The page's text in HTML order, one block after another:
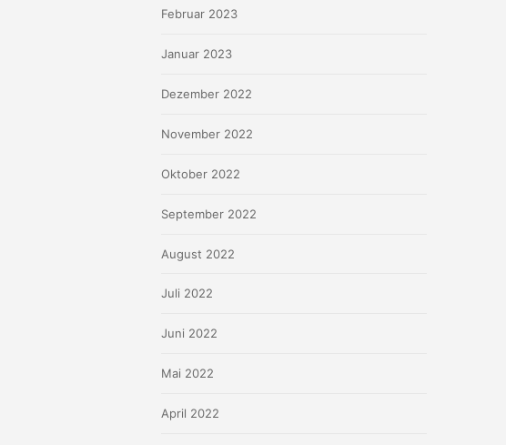
Februar 2023
Januar 2023
Dezember 2022
November 2022
Oktober 2022
September 2022
August 2022
Juli 2022
Juni 2022
Mai 2022
April 2022